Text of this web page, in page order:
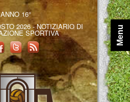
ANNO 16°
2026 - NOTIZIARIO DI
SPORTIVA Menu